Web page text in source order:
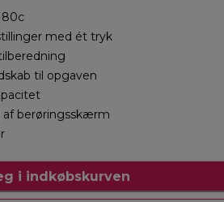
med ét tryk
til opgaven
af berøringsskærm
i indkøbskurven